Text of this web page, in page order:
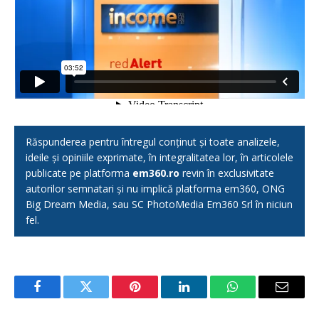
Răspunderea pentru întregul conținut și toate analizele,
ideile și opiniile exprimate, în integralitatea lor, în articolele
publicate pe platforma em360.ro revin în exclusivitate
autorilor semnatari și nu implică platforma em360, ONG
Big Dream Media, sau SC PhotoMedia Em360 Srl în niciun
fel.
FacebookTwitter Pinterest LinkedInWhatsAppEmail